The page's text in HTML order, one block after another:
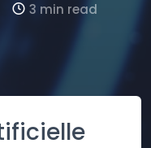
3 min read